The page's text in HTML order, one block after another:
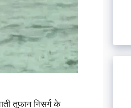
तूफान निसर्ग के